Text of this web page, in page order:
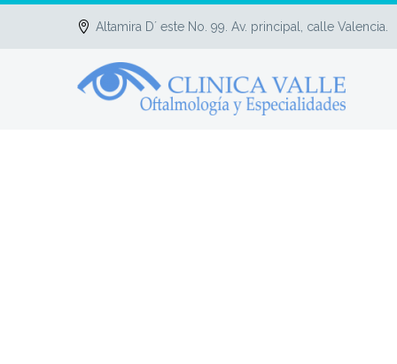
Altamira D´ este No. 99. Av. principal, calle Valencia.